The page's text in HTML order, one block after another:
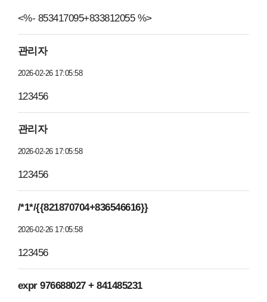
<%- 853417095+833812055 %>
관리자
2026-02-26 17:05:58
123456
관리자
2026-02-26 17:05:58
123456
/*1*/{{821870704+836546616}}
2026-02-26 17:05:58
123456
expr 976688027 + 841485231